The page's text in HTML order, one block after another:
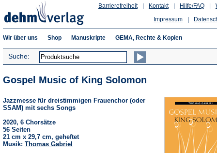
Hilfe/FAQ
Kontakt
Barrierefreiheit
Impressum
Wir über uns Shop Manuskripte GEMA, Rechte & Kopien
Suche:
Gospel Music of King Solomon
Jazzmesse für dreistimmigen Frauenchor (oder
SSAM) mit sechs Songs
2020, 6 Chorsätze
56 Seiten
21 cm x 29,7 cm, geheftet
Musik: Thomas Gabriel